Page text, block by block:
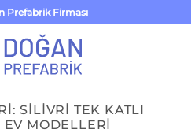
Prefabrik Firması
SILIVRI TEK KATLI
MODELLERI